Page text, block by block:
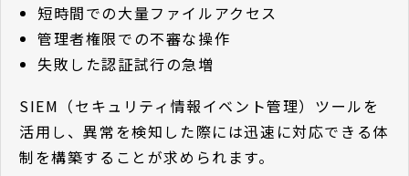
短時間での大量ファイルアクセス
管理者権限での不審な操作
失敗した認証試行の急増
SIEM（セキュリティ情報イベント管理）ツールを
活用し、異常を検知した際には迅速に対応できる体
制を構築することが求められます。